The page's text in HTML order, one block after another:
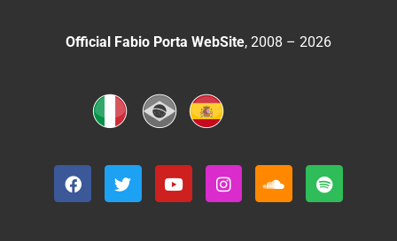
Official Fabio Porta WebSite, 2008 – 2026